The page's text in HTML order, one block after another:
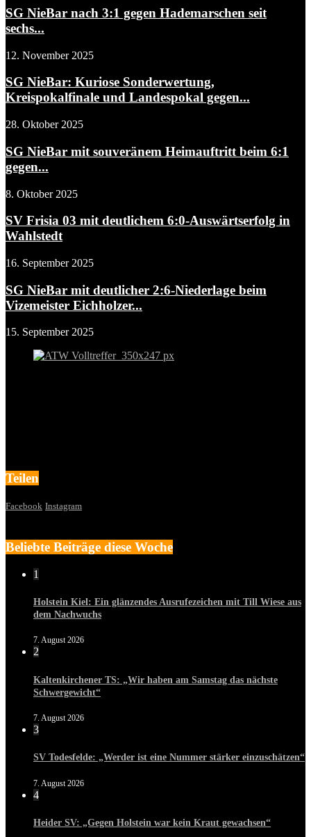
SG NieBar nach 3:1 gegen Hademarschen seit
sechs...
12. November 2025
SG NieBar: Kuriose Sonderwertung,
Kreispokalfinale und Landespokal gegen...
28. Oktober 2025
SG NieBar mit souveränem Heimauftritt beim 6:1
gegen...
8. Oktober 2025
SV Frisia 03 mit deutlichem 6:0-Auswärtserfolg in
Wahlstedt
16. September 2025
SG NieBar mit deutlicher 2:6-Niederlage beim
Vizemeister Eichholzer...
15. September 2025
Teilen
Facebook Instagram
Beliebte Beiträge diese Woche
1
Holstein Kiel: Ein glänzendes Ausrufezeichen mit Till Wiese aus
dem Nachwuchs
7. August 2026
2
Kaltenkirchener TS: „Wir haben am Samstag das nächste
Schwergewicht“
7. August 2026
3
SV Todesfelde: „Werder ist eine Nummer stärker einzuschätzen“
7. August 2026
4
Heider SV: „Gegen Holstein war kein Kraut gewachsen“